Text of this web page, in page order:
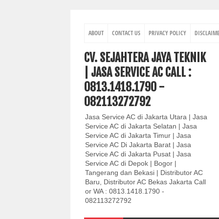
ABOUT CONTACT US PRIVACY POLICY
CV. SEJAHTERA JAYA TEKNIK
| JASA SERVICE AC CALL :
0813.1418.1790 -
082113272792
Jasa Service AC di Jakarta Utara | Jasa
Service AC di Jakarta Selatan | Jasa
Service AC di Jakarta Timur | Jasa
Service AC Di Jakarta Barat | Jasa
Service AC di Jakarta Pusat | Jasa
Service AC di Depok | Bogor |
Tangerang dan Bekasi | Distributor AC
Baru, Distributor AC Bekas Jakarta Call
or WA : 0813.1418.1790 -
082113272792